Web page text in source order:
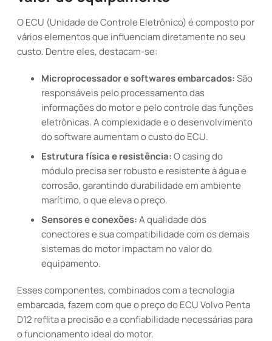
O ECU (Unidade de Controle Eletrônico) é composto por
vários elementos que influenciam diretamente no seu
custo. Dentre eles, destacam-se:
Microprocessador e softwares embarcados:São
responsáveis pelo processamento das
informações do motor e pelo controle das funções
eletrônicas. A complexidade e o desenvolvimento
do software aumentam o custo do ECU.
Estrutura física e resistência:O casing do
módulo precisa ser robusto e resistente à água e
corrosão, garantindo durabilidade em ambiente
marítimo, o que eleva o preço.
Sensores e conexões:A qualidade dos
conectores e sua compatibilidade com os demais
sistemas do motor impactam no valor do
equipamento.
Esses componentes, combinados com a tecnologia
embarcada, fazem com que o preço do ECU Volvo Penta
D12 reflita a precisão e a confiabilidade necessárias para
o funcionamento ideal do motor.